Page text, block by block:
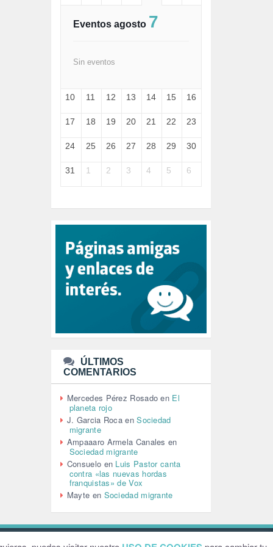
FELICIDAD (1)
FRANCISCO (5)
HUGO ZÁRATE (30)
I A (2)
INDEPENDENCIA (15)
INTELIGENCIA ARTIFICIAL (1)
JANE GOODDALL (1)
JAZZ (1)
JÓVENES (28)
JUSTICIA (13)
LEÓN XIV (5)
LGTBI (1)
MEMORIA HISTÓRICA (232)
MONARQUÍA (26)
NATURALEZA (1)
PALESTINA (8)
PARTICIPACIÓN CIUDADANA (392)
PAZ (2)
PENSIONES (12)
PEPE MUJICA (2)
PESCADORES (1)
POBREZA (2)
POLÍTICA INTERNACIONAL (367)
POLÍTICA VALENCIA (357)
Eventos agosto 7
Sin eventos
10 11 12 13 14 15 16
17 18 19 20 21 22 23
24 25 26 27 28 29 30
31 1 2 3 4 5 6
ÚLTIMOS
COMENTARIOS
Mercedes Pérez Rosado en El
planeta rojo
J. Garcia Roca enSociedad
migrante
Ampaaaro Armela Canales en
Sociedad migrante
Consuelo en Luis Pastor canta
contra «las nuevas hordas
franquistas» de Vox
Mayte en Sociedad migrante